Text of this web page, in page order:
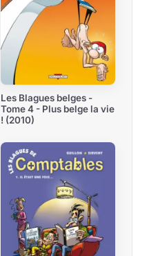
Les Blagues belges -
Tome 4 - Plus belge la vie
! (2010)